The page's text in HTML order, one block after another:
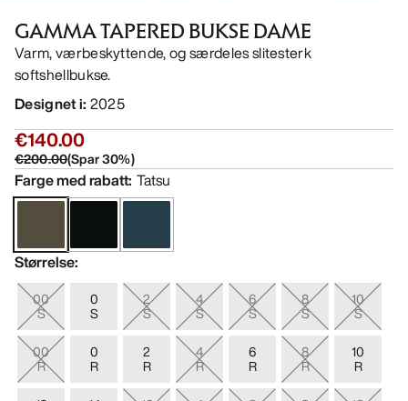
GAMMA TAPERED BUKSE DAME
Varm, værbeskyttende, og særdeles slitesterk
softshellbukse.
Designet i: 2025
€140.00
€200.00(Spar30%)
Farge med rabatt: Tatsu
Størrelse:
00
S
0
S
2
S
4
S
6
S
8
S
10
S
00
R
0
R
2
R
4
R
6
R
8
R
10
R